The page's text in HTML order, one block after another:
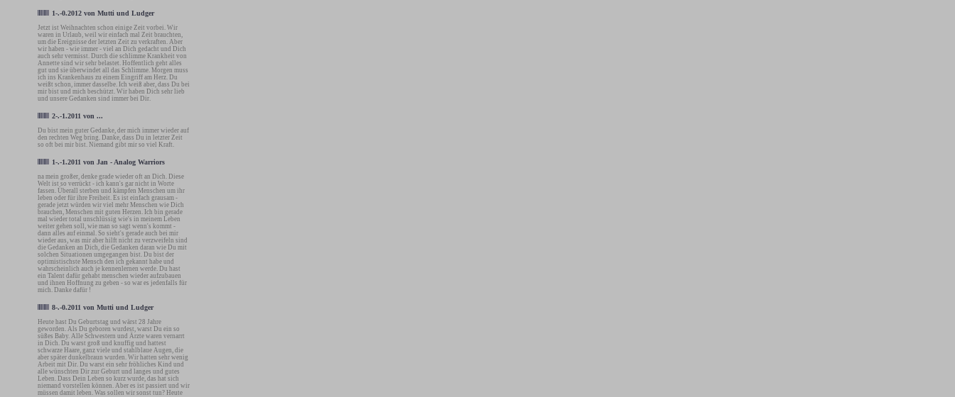
1-.-0.2012 von Mutti und Ludger
Jetzt ist Weihnachten schon einige Zeit vorbei. Wir
waren in Urlaub, weil wir einfach mal Zeit brauchten,
um die Ereignisse der letzten Zeit zu verkraften. Aber
wir haben - wie immer - viel an Dich gedacht und Dich
auch sehr vermisst. Durch die schlimme Krankheit von
Annette sind wir sehr belastet. Hoffentlich geht alles
gut und sie überwindet all das Schlimme. Morgen muss
ich ins Krankenhaus zu einem Eingriff am Herz. Du
weißt schon, immer dasselbe. Ich weiß aber, dass Du bei
mir bist und mich beschützt. Wir haben Dich sehr lieb
und unsere Gedanken sind immer bei Dir.
2-.-1.2011 von ...
Du bist mein guter Gedanke, der mich immer wieder auf
den rechten Weg bring. Danke, dass Du in letzter Zeit
so oft bei mir bist. Niemand gibt mir so viel Kraft.
1-.-1.2011 von Jan - Analog Warriors
na mein großer, denke grade wieder oft an Dich. Diese
Welt ist so verrückt - ich kann's gar nicht in Worte
fassen. Überall sterben und kämpfen Menschen um ihr
leben oder für ihre Freiheit. Es ist einfach grausam -
gerade jetzt würden wir viel mehr Menschen wie Dich
brauchen, Menschen mit guten Herzen. Ich bin gerade
mal wieder total unschlüssig wie's in meinem Leben
weiter gehen soll, wie man so sagt wenn's kommt -
dann alles auf einmal. So sieht's gerade auch bei mir
wieder aus, was mir aber hilft nicht zu verzweifeln sind
die Gedanken an Dich, die Gedanken daran wie Du mit
solchen Situationen umgegangen bist. Du bist der
optimistischste Mensch den ich gekannt habe und
wahrscheinlich auch je kennenlernen werde. Du hast
ein Talent dafür gehabt menschen wieder aufzubauen
und ihnen Hoffnung zu geben - so war es jedenfalls für
mich. Danke dafür !
8-.-0.2011 von Mutti und Ludger
Heute hast Du Geburtstag und wärst 28 Jahre
geworden. Als Du geboren wurdest, warst Du ein so
süßes Baby. Alle Schwestern und Ärzte waren vernarrt
in Dich. Du warst groß und knuffig und hattest
schwarze Haare, ganz viele und stahlblaue Augen, die
aber später dunkelbraun wurden. Wir hatten sehr wenig
Arbeit mit Dir. Du warst ein sehr fröhliches Kind und
alle wünschten Dir zur Geburt und langes und gutes
Leben. Dass Dein Leben so kurz wurde, das hat sich
niemand vorstellen können. Aber es ist passiert und wir
müssen damit leben. Was sollen wir sonst tun? Heute